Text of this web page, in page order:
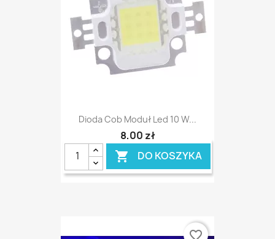
Dioda Cob Moduł Led 10 W...
8,00 zł
 DO KOSZYKA
favorite_border